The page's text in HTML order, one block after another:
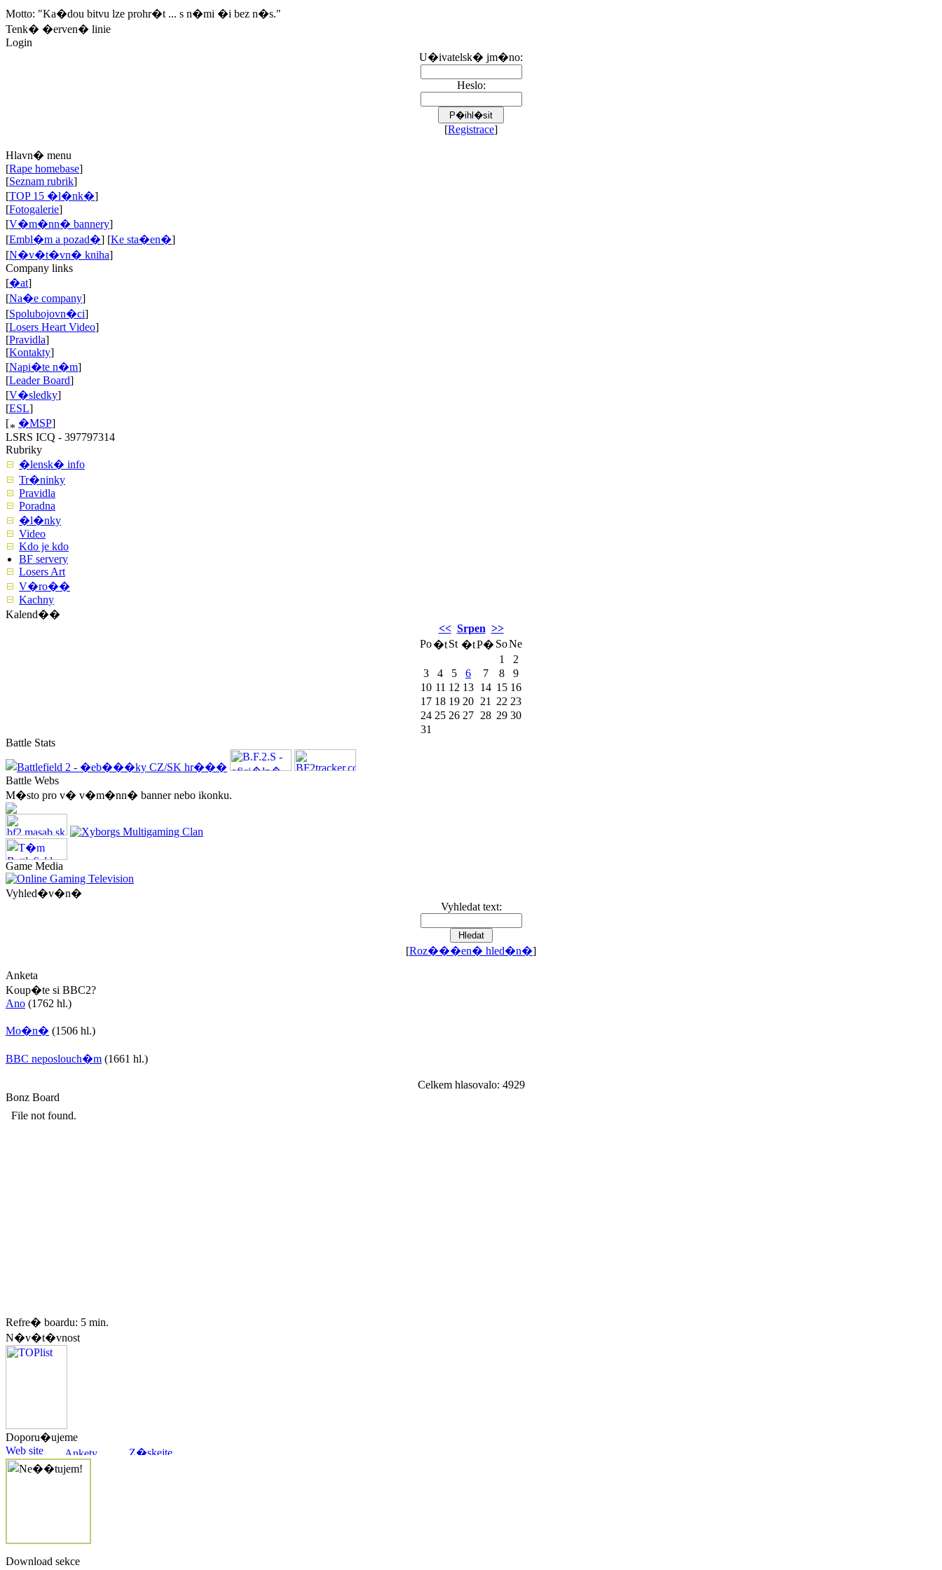
Motto: "Ka�dou bitvu lze prohr�t ... s n�mi �i bez n�s."
Tenk� �erven� linie
Login
U�ivatelsk� jm�no:
Heslo:
[Registrace]
Hlavn� menu
[Rape homebase]
[Seznam rubrik]
[TOP 15 �l�nk�]
[Fotogalerie]
[V�m�nn� bannery]
[Embl�m a pozad�] [Ke sta�en�]
[N�v�t�vn� kniha]
Company links
[�at]
[Na�e company]
[Spolubojovn�ci]
[Losers Heart Video]
[Pravidla]
[Kontakty]
[Napi�te n�m]
[Leader Board]
[V�sledky]
[ESL]
[
�MSP]
LSRS ICQ - 397797314
Rubriky
�lensk� info
Tr�ninky
Pravidla
Poradna
�l�nky
Video
Kdo je kdo
BF servery
Losers Art
V�ro��
Kachny
Kalend��
<< Srpen >>
Po�tSt �tP� SoNe
1
2
3
4 5 6 7 8
9
10 11 12 13 14 15 16
17 18 19 20 21 22 23
24 25 26 27 28 29 30
31
Battle Stats
Battle Webs
M�sto pro v� v�m�nn� banner nebo ikonku.
Game Media
Vyhled�v�n�
Vyhledat text:
[Roz���en� hled�n�]
Anketa
Koup�te si BBC2?
Ano (1762 hl.)
Mo�n� (1506 hl.)
BBC neposlouch�m (1661 hl.)
Celkem hlasovalo: 4929
Bonz Board
Refre� boardu: 5 min.
N�v�t�vnost
Doporu�ujeme
Download sekce